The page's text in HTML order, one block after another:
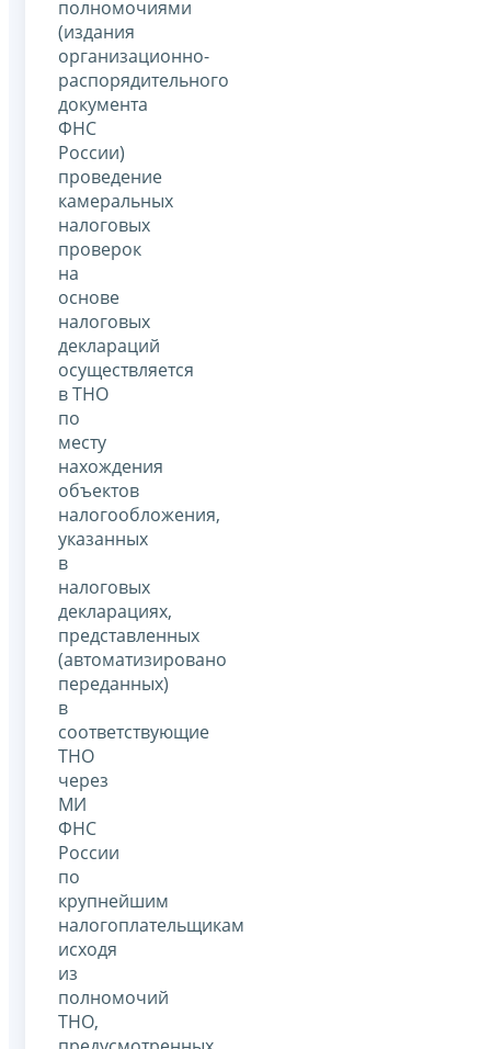
полномочиями
(издания
организационно-
распорядительного
документа
ФНС
России)
проведение
камеральных
налоговых
проверок
на
основе
налоговых
деклараций
осуществляется
в ТНО
по
месту
нахождения
объектов
налогообложения,
указанных
в
налоговых
декларациях,
представленных
(автоматизировано
переданных)
в
соответствующие
ТНО
через
МИ
ФНС
России
по
крупнейшим
налогоплательщикам
исходя
из
полномочий
ТНО,